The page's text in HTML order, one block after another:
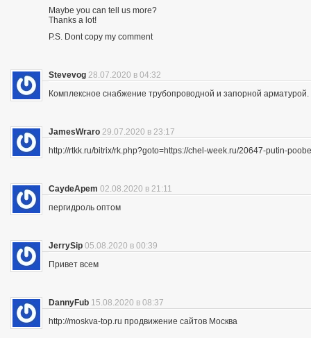
Maybe you can tell us more?
Thanks a lot!
P.S. Dont copy my comment
Stevevog 28.07.2020 в 04:32
Комплексное снабжение трубопроводной и запорной арматурой.
JamesWraro 29.07.2020 в 23:17
http://rtkk.ru/bitrix/rk.php?goto=https://chel-week.ru/20647-putin-
CaydeApem 02.08.2020 в 21:11
пергидроль оптом
JerrySip 05.08.2020 в 00:39
Привет всем
DannyFub 15.08.2020 в 08:37
http://moskva-top.ru продвижение сайтов Москва